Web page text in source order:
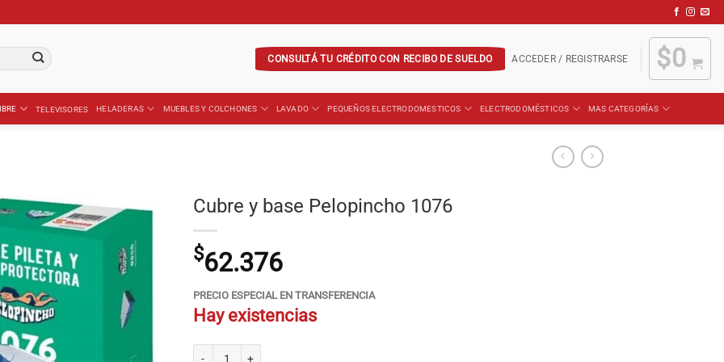
CONSULTÁ TU CRÉDITO CON RECIBO DE SUELDO ACCEDER / REGISTRARSE $0
TELEVISORES HELADERAS MUEBLES Y COLCHONES LAVADO PEQUEÑOS ELECTRODOMESTICOS ELECTRODOMÉSTICOS MAS CATEGORÍAS
Cubre y base Pelopincho 1076
$62.376
PRECIO ESPECIAL EN TRANSFERENCIA
Hay existencias